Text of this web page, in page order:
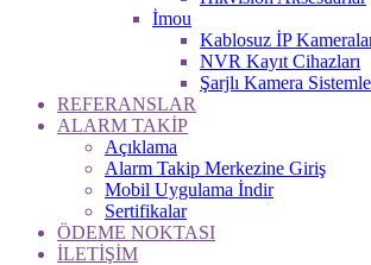
İmou
Kablosuz İP
NVR Kayıt Cihazları
Şarjlı Kamera
REFERANSLAR
ALARM TAKİP
Açıklama
Alarm Takip Merkezine Giriş
Mobil Uygulama İndir
Sertifikalar
ÖDEME NOKTASI
İLETİŞİM